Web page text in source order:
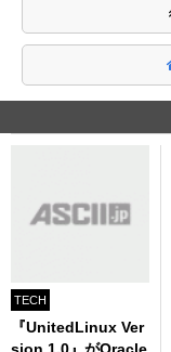
TECH
『UnitedLinux Ver